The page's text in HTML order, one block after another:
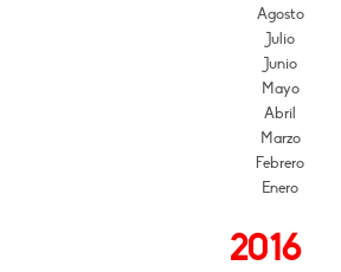
Agosto
Julio
Junio
Mayo
Abril
Marzo
Febrero
Enero
2016